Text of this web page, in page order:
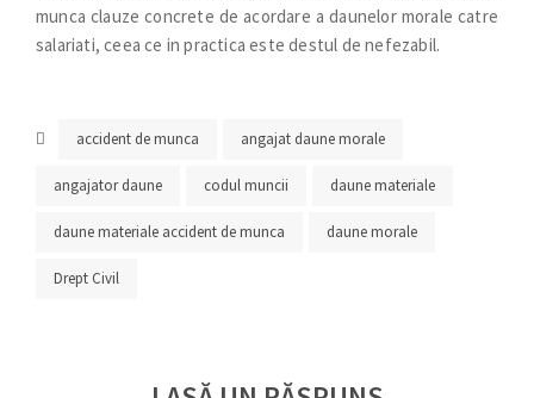
munca clauze concrete de acordare a daunelor morale catre
salariati, ceea ce in practica este destul de nefezabil.
accident de munca angajat daune morale
angajator daune codul muncii daune materiale
daune materiale accident de munca daune morale
Drept Civil